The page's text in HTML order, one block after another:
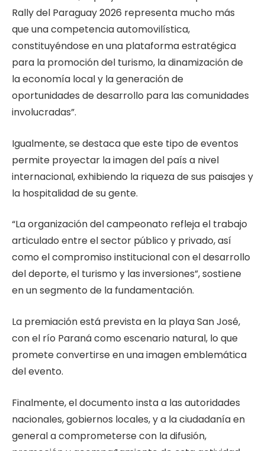
Rally del Paraguay 2026 representa mucho más
que una competencia automovilística,
constituyéndose en una plataforma estratégica
para la promoción del turismo, la dinamización de
la economía local y la generación de
oportunidades de desarrollo para las comunidades
involucradas”.
Igualmente, se destaca que este tipo de eventos
permite proyectar la imagen del país a nivel
internacional, exhibiendo la riqueza de sus paisajes y
la hospitalidad de su gente.
“La organización del campeonato refleja el trabajo
articulado entre el sector público y privado, así
como el compromiso institucional con el desarrollo
del deporte, el turismo y las inversiones”, sostiene
en un segmento de la fundamentación.
La premiación está prevista en la playa San José,
con el río Paraná como escenario natural, lo que
promete convertirse en una imagen emblemática
del evento.
Finalmente, el documento insta a las autoridades
nacionales, gobiernos locales, y a la ciudadanía en
general a comprometerse con la difusión,